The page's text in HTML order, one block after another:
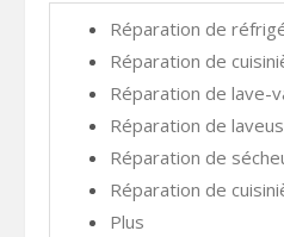
Réparation de
Réparation de
Réparation de lave-
Réparation de
Réparation de
Réparation de
Plus